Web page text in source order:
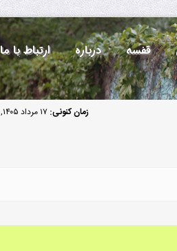
قفسه درباره ارتباط با ما
زمان کنونی: ۱۷ مرداد ۱۴۰۵, ۱۱:۵۲ ق.ظ